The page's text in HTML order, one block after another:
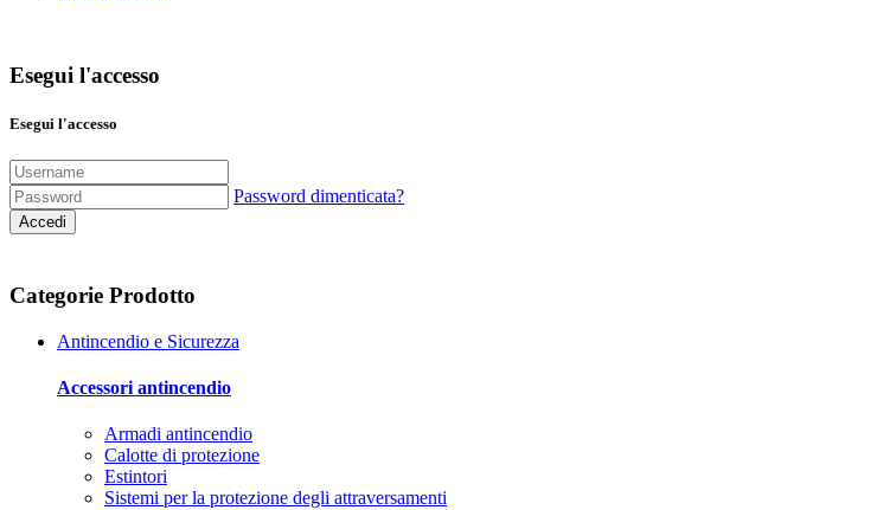
Esegui l'accesso
Esegui l'accesso
Password dimenticata?
Accedi
Categorie Prodotto
Antincendio e Sicurezza
Accessori antincendio
Armadi antincendio
Calotte di protezione
Estintori
Sistemi per la protezione degli attraversamenti